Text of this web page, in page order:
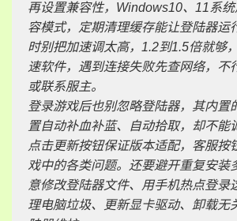
再设置兼容性，Windows10、11系
容模式，定期清理缓存能让登陆器运
时别把加速调太高，1.2到1.5倍就够
速软件，遇到连接失败先查网络，不
或联系服主。
登录游戏后也别忽略登陆器，其内置
置自动补血补蓝、自动拾取，却不能
点击更新按钮保证版本适配，客服按
戏中的各类问题。还要避开重复安装
意修改登陆器文件、用手机热点登录
理电脑垃圾、更新显卡驱动、卸载无